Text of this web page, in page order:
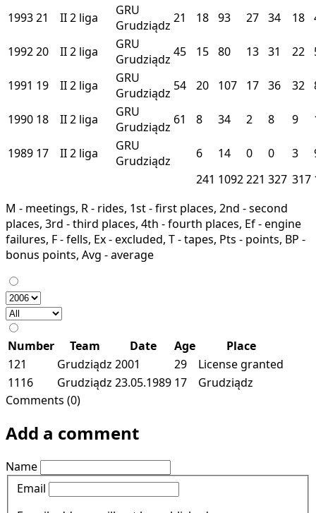
199321 II2 liga
GRU
Grudziądz 21 18 93 27 34 18
199220 II2 liga
GRU
Grudziądz 45 15 80 13 31 22
1991 19 II2 liga
GRU
Grudziądz 54 20 107 17 36 32
1990 18 II2 liga
GRU
Grudziądz 61 8 34 2 8 9
1989 17 II2 liga
GRU
Grudziądz
6 14 0 0 3
241 1092221 327 317
M - meetings, R - rides, 1st - first places, 2nd - second
places, 3rd - third places, 4th - fourth places, Ef - engine
failures, F - fells, Ex - excluded, T - tapes, Pts - points, BP -
bonus points, Avg - average
Number Team Date Age
Place
121
Grudziądz 2001 29
License granted
1116
Grudziądz 23.05.1989 17
Grudziądz
Comments (0)
Add a comment
Name
Email